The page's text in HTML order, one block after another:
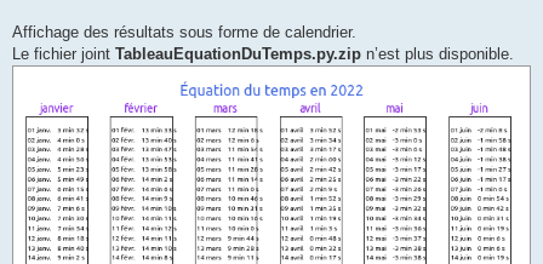
Affichage des résultats sous forme de calendrier.
Le fichier joint TableauEquationDuTemps.py.zip n’est plus disponible.